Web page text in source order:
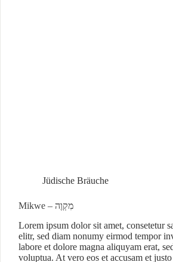
Jüdische Bräuche
Mikwe – מִקְוֶה
Lorem ipsum dolor sit amet, consetetur
elitr, sed diam nonumy eirmod tempor
labore et dolore magna aliquyam erat,
voluptua. At vero eos et accusam et